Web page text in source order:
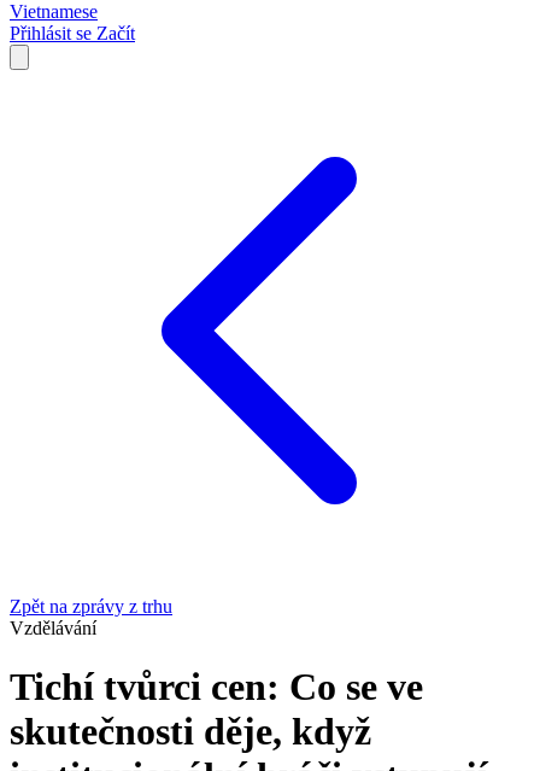
Vietnamese
Přihlásit se Začít
Zpět na zprávy z trhu
Vzdělávání
Tichí tvůrci cen: Co se ve
skutečnosti děje, když